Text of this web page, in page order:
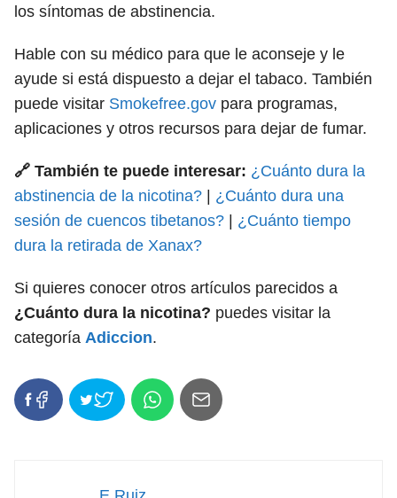
los síntomas de abstinencia.
Hable con su médico para que le aconseje y le
ayude si está dispuesto a dejar el tabaco. También
puede visitar Smokefree.gov para programas,
aplicaciones y otros recursos para dejar de fumar.
🔗 También te puede interesar: ¿Cuánto dura la
abstinencia de la nicotina?
¿Cuánto dura una
sesión de cuencos tibetanos?
¿Cuánto tiempo
dura la retirada de Xanax?
Si quieres conocer otros artículos parecidos a
¿Cuánto dura la nicotina? puedes visitar la
categoría Adiccion.